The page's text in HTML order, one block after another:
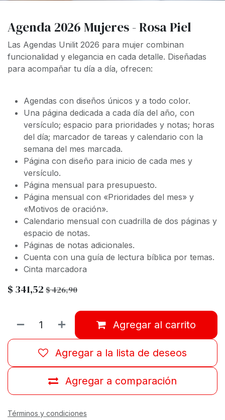
Agenda 2026 Mujeres - Rosa Piel
Las Agendas Unilit 2026 para mujer combinan
funcionalidad y elegancia en cada detalle. Diseñadas
para acompañar tu día a día, ofrecen:
Agendas con diseños únicos y a todo color.
Una página dedicada a cada día del año, con
versículo; espacio para prioridades y notas; horas
del día; marcador de tareas y calendario con la
semana del mes marcada.
Página con diseño para inicio de cada mes y
versículo.
Página mensual para presupuesto.
Página mensual con «Prioridades del mes» y
«Motivos de oración».
Calendario mensual con cuadrilla de dos páginas y
espacio de notas.
Páginas de notas adicionales.
Cuenta con una guía de lectura bíblica por temas.
Cinta marcadora
$ 341,52 $426,90
Agregar al carrito
Agregar a comparación
Agregar a la lista de deseos
Términos y condiciones